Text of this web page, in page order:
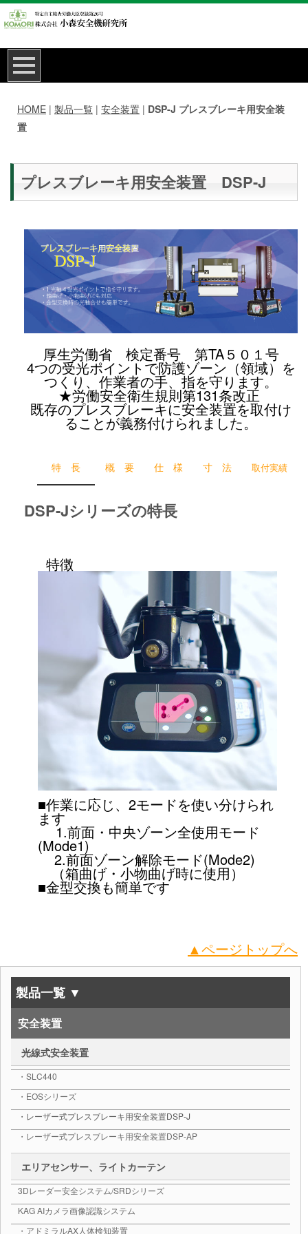
HOME | 製品一覧 | 安全装置 | DSP-J プレスブレーキ用安全装
置
プレスブレーキ用安全装置 DSP-J
厚生労働省 検定番号 第TA５０１号
4つの受光ポイントで防護ゾーン（領域）を
つくり、作業者の手、指を守ります。
★労働安全衛生規則第131条改正
既存のプレスブレーキに安全装置を取付け
ることが義務付けられました。
特 長 概 要 仕 様 寸 法 取付実績
DSP-Jシリーズの特長
特徴
■作業に応じ、2モードを使い分けられ
ます
1.前面・中央ゾーン全使用モード
(Mode1)
2.前面ゾーン解除モード(Mode2)
（箱曲げ・小物曲げ時に使用）
■金型交換も簡単です
▲ページトップへ
製品一覧 ▼
安全装置
光線式安全装置
・SLC440
・EOSシリーズ
・レーザー式プレスブレーキ用安全装置DSP-J
・レーザー式プレスブレーキ用安全装置DSP-AP
エリアセンサー、ライトカーテン
3Dレーダー安全システム/SRDシリーズ
KAG AIカメラ画像認識システム
・アドミラルAX人体検知装置